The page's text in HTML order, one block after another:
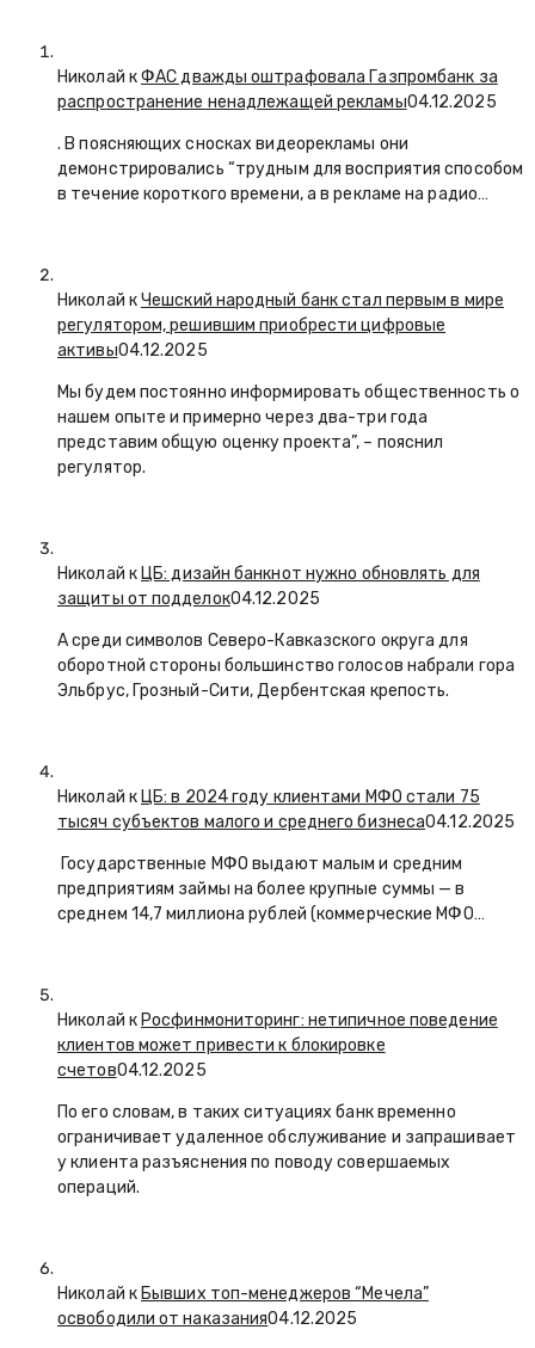
Николай кФАС дважды оштрафовала Газпромбанк за
распространение ненадлежащей рекламы04.12.2025
. В поясняющих сносках видеорекламы они
демонстрировались “трудным для восприятия способом
в течение короткого времени, а в рекламе на радио…
Николай кЧешский народный банк стал первым в мире
регулятором, решившим приобрести цифровые
активы04.12.2025
Мы будем постоянно информировать общественность о
нашем опыте и примерно через два-три года
представим общую оценку проекта”, – пояснил
регулятор.
Николай к ЦБ: дизайн банкнот нужно обновлять для
защиты от подделок04.12.2025
А среди символов Северо-Кавказского округа для
оборотной стороны большинство голосов набрали гора
Эльбрус, Грозный-Сити, Дербентская крепость.
Николай к ЦБ: в 2024 году клиентами МФО стали 75
тысяч субъектов малого и среднего бизнеса04.12.2025
Государственные МФО выдают малым и средним
предприятиям займы на более крупные суммы — в
среднем 14,7 миллиона рублей (коммерческие МФО…
Николай к Росфинмониторинг: нетипичное поведение
клиентов может привести к блокировке
счетов04.12.2025
По его словам, в таких ситуациях банк временно
ограничивает удаленное обслуживание и запрашивает
у клиента разъяснения по поводу совершаемых
операций.
Николай к Бывших топ-менеджеров “Мечела”
освободили от наказания04.12.2025